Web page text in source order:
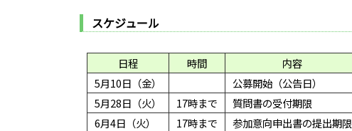
スケジュール
日程 時間 内容
5月10日（金）
公募開始（公告日）
5月28日（火）
17時まで
質問書の受付期限
6月4日（火）
17時まで
参加意向申出書の提出期限